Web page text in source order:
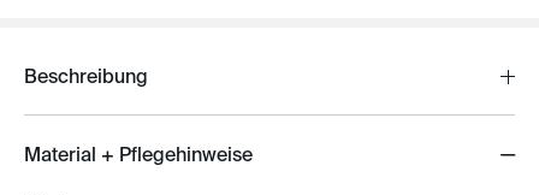
Beschreibung
Material + Pflegehinweise